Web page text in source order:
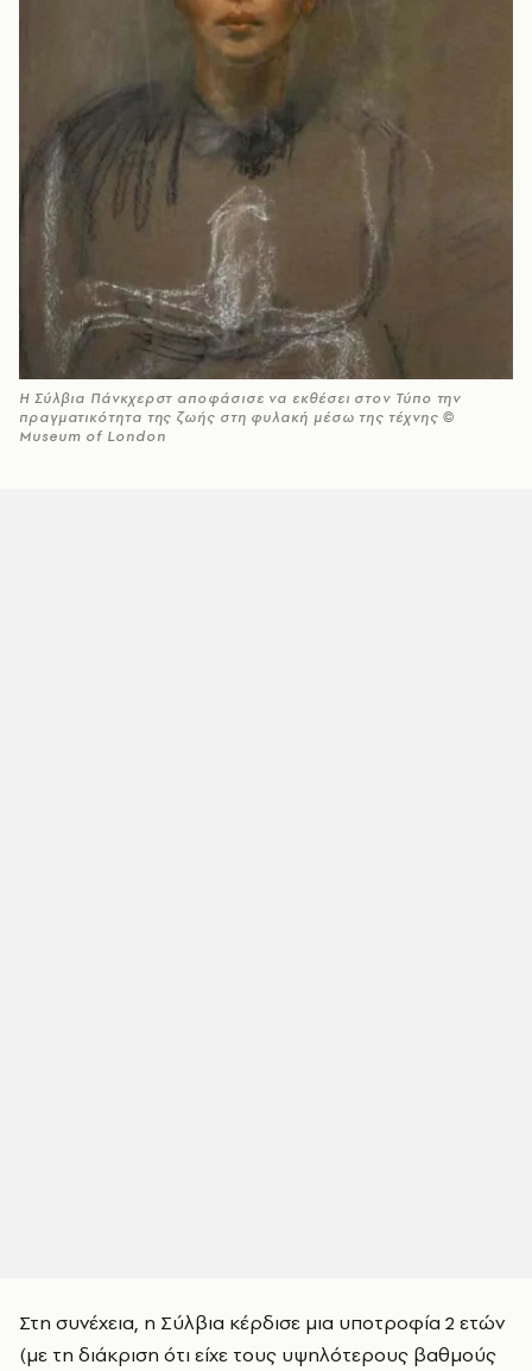
H Σύλβια Πάνκχερστ αποφάσισε να εκθέσει στον Τύπο την
πραγματικότητα της ζωής στη φυλακή μέσω της τέχνης ©
Museum of London
Στη συνέχεια, η Σύλβια κέρδισε μια υποτροφία 2 ετών
(με τη διάκριση ότι είχε τους υψηλότερους βαθμούς